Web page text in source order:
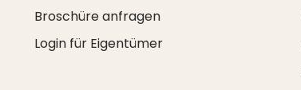
Broschüre anfragen
Login für Eigentümer